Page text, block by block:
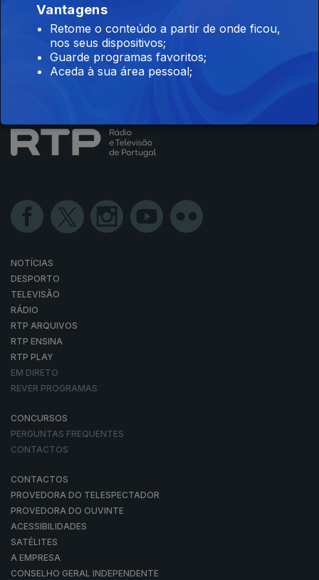
Disponível para iOS, Android, Apple TV, Android TV e
CarPlay
NOTÍCIAS
DESPORTO
TELEVISÃO
RÁDIO
RTP ARQUIVOS
RTP ENSINA
RTP PLAY
EM DIRETO
REVER PROGRAMAS
CONCURSOS
PERGUNTAS FREQUENTES
CONTACTOS
CONTACTOS
PROVEDORA DO TELESPECTADOR
PROVEDORA DO OUVINTE
ACESSIBILIDADES
SATÉLITES
A EMPRESA
CONSELHO GERAL INDEPENDENTE
Vantagens
Retome o conteúdo a partir de onde ficou,
nos seus dispositivos;
Guarde programas favoritos;
Aceda à sua área pessoal;